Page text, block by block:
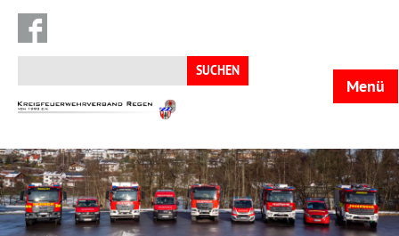
Suchen
nach:
KFV
Menü